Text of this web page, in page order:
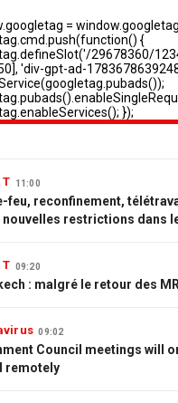
T 11:00
feu, reconfinement,
nouvelles restrictions dans
T 09:20
: malgré le retour des
09:02
Council meetings will
remotely